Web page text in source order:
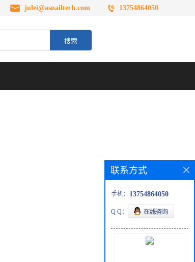
julei@asnailtech.com 13754864050
联系方式
手机： 13754864050
Q Q：